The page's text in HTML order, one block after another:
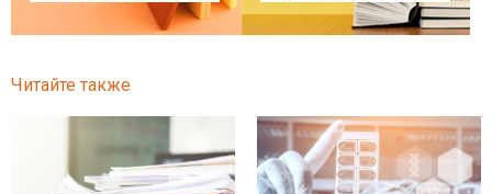
Читайте также